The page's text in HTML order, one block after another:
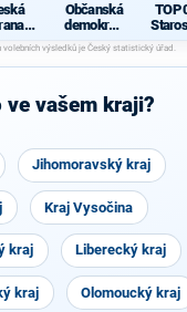
Občanská
demokrati
cká strana
TOP
pro
ký
vašem kraji?
Jihomoravský kraj
Kraj Vysočina
kraj Liberecký kraj
kraj Olomoucký kraj